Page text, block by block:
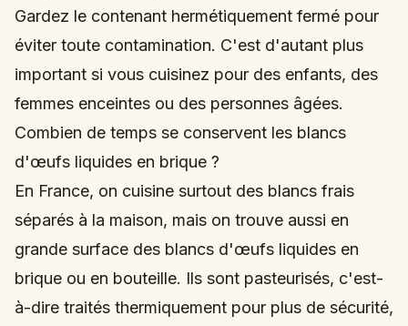
Gardez le contenant hermétiquement fermé pour
éviter toute contamination. C'est d'autant plus
important si vous cuisinez pour des enfants, des
femmes enceintes ou des personnes âgées.
Combien de temps se conservent les blancs
d'œufs liquides en brique ?
En France, on cuisine surtout des blancs frais
séparés à la maison, mais on trouve aussi en
grande surface des blancs d'œufs liquides en
brique ou en bouteille. Ils sont pasteurisés, c'est-
à-dire traités thermiquement pour plus de sécurité,